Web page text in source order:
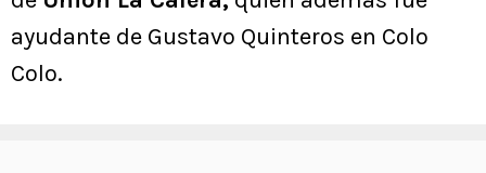
ayudante de Gustavo Quinteros en Colo
Colo.